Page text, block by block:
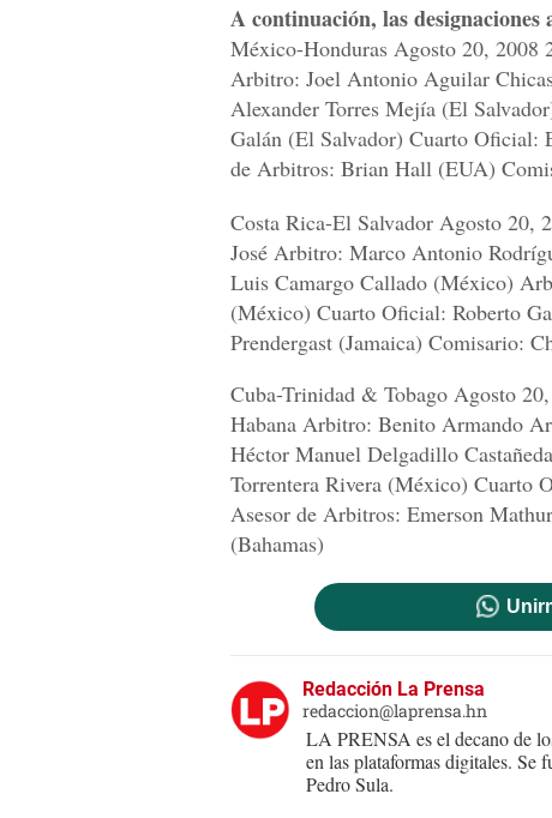
A continuación, las
México-Honduras Agosto 20, 2008
Arbitro: Joel Antonio Aguilar
Alexander Torres Mejía (El
Galán (El Salvador) Cuarto
de Arbitros: Brian Hall (EUA)
Costa Rica-El Salvador Agosto 20,
José Arbitro: Marco Antonio
Luis Camargo Callado (México)
(México) Cuarto Oficial: Roberto
Prendergast (Jamaica) Comisario:
Cuba-Trinidad & Tobago Agosto
Habana Arbitro: Benito Armando
Héctor Manuel Delgadillo
Torrentera Rivera (México) Cuarto
Asesor de Arbitros: Emerson
(Bahamas)
Redacción La Prensa
redaccion@laprensa.hn
LA PRENSA es el decano de
en las plataformas digitales. Se
Pedro Sula.